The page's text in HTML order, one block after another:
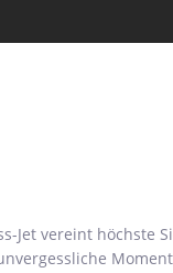
Jet vereint höchste